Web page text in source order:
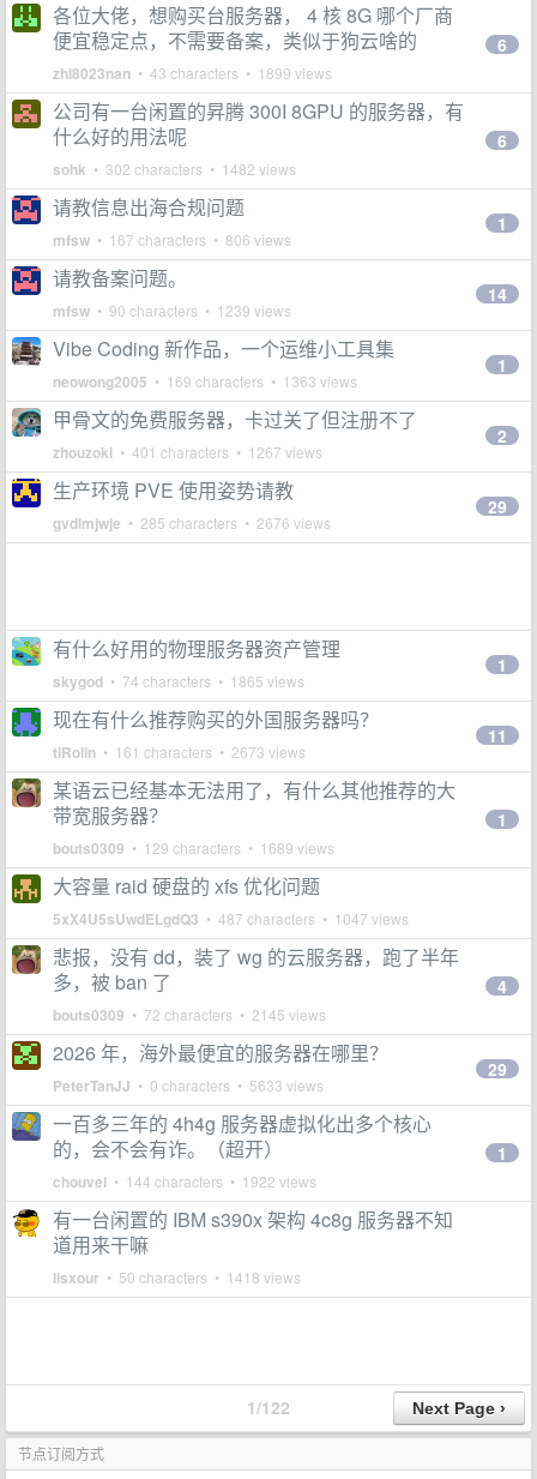
各位大佬，想购买台服务器， 4 核 8G 哪个厂商
便宜稳定点，不需要备案，类似于狗云啥的
zhi8023nan • 43 characters • 1899 views
6
公司有一台闲置的昇腾 300I 8GPU 的服务器，有
什么好的用法呢
sohk • 302 characters • 1482 views
6
请教信息出海合规问题
mfsw • 167 characters • 806 views
1
请教备案问题。
mfsw • 90 characters • 1239 views
14
Vibe Coding 新作品，一个运维小工具集
neowong2005 • 169 characters • 1363 views
1
甲骨文的免费服务器，卡过关了但注册不了
zhouzoki • 401 characters • 1267 views
2
生产环境 PVE 使用姿势请教
gvdlmjwje • 285 characters • 2676 views
29
有什么好用的物理服务器资产管理
skygod • 74 characters • 1865 views
1
现在有什么推荐购买的外国服务器吗？
tiRolin • 161 characters • 2673 views
11
某语云已经基本无法用了，有什么其他推荐的大
带宽服务器？
bouts0309 • 129 characters • 1689 views
1
大容量 raid 硬盘的 xfs 优化问题
5xX4U5sUwdELgdQ3 • 487 characters • 1047 views
悲报，没有 dd，装了 wg 的云服务器，跑了半年
多，被 ban 了
bouts0309 • 72 characters • 2145 views
4
2026 年，海外最便宜的服务器在哪里？
PeterTanJJ • 0 characters • 5633 views
29
一百多三年的 4h4g 服务器虚拟化出多个核心
的，会不会有诈。（超开）
chouvel • 144 characters • 1922 views
1
有一台闲置的 IBM s390x 架构 4c8g 服务器不知
道用来干嘛
lisxour • 50 characters • 1418 views
1/122
节点订阅方式